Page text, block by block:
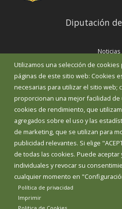
Utilizamos una selección de
páginas de este sitio web: Cookies
necesarias para utilizar el sitio web;
proporcionan una mejor facilidad
cookies de rendimiento, que
agregados sobre el uso y las
de marketing, que se utilizan para
publicidad relevantes. Si elige
de todas las cookies. Puede
individuales y revocar su
cualquier momento en
Política de privacidad
Imprimir
Diputación
Noticias
Eventos
Corporación
Teléfonos de
INICIAR
MAPA